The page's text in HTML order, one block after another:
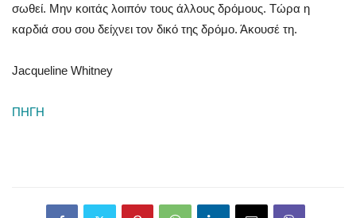
σωθεί. Μην κοιτάς λοιπόν τους άλλους δρόμους. Τώρα η
καρδιά σου σου δείχνει τον δικό της δρόμο. Άκουσέ τη.
Jacqueline Whitney
ΠΗΓΗ